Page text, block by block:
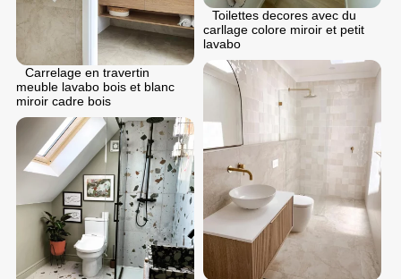
Toilettes decores avec du
carllage colore miroir et petit
lavabo
Carrelage en travertin
meuble lavabo bois et blanc
miroir cadre bois